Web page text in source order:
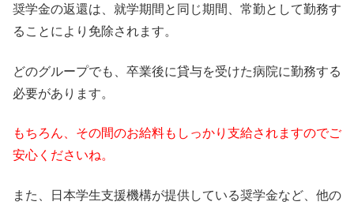
奨学金の返還は、就学期間と同じ期間、常勤として勤務す
ることにより免除されます。
どのグループでも、卒業後に貸与を受けた病院に勤務する
必要があります。
もちろん、その間のお給料もしっかり支給されますのでご
安心くださいね。
また、日本学生支援機構が提供している奨学金など、他の